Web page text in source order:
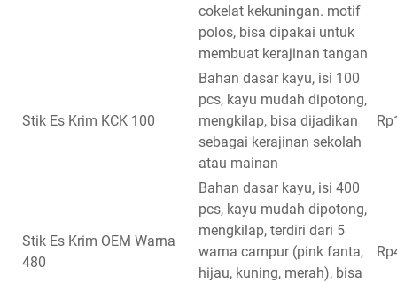
cokelat kekuningan. motif
polos, bisa dipakai untuk
membuat kerajinan tangan
Stik Es Krim KCK 100
Bahan dasar kayu, isi 100
pcs, kayu mudah dipotong,
mengkilap, bisa dijadikan
sebagai kerajinan sekolah
atau mainan
Stik Es Krim OEM Warna
480
Bahan dasar kayu, isi 400
pcs, kayu mudah dipotong,
mengkilap, terdiri dari 5
warna campur (pink fanta,
hijau, kuning, merah), bisa